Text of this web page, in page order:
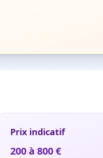
Prix indicatif
200 à 800 €